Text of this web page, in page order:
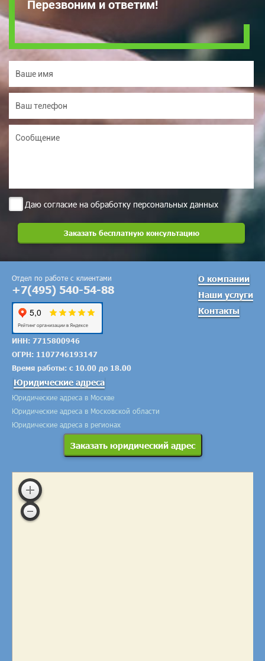
Перезвоним и ответим!
Даю согласие на обработку персональных данных
Отдел по работе с клиентами
+7(495) 540-54-88
О компании
Наши услуги
Контакты
ИНН: 7715800946
ОГРН: 1107746193147
Время работы: с 10.00 до 18.00
Юридические адреса
Юридические адреса в Москве
Юридические адреса в Московской области
Юридические адреса в регионах
Заказать юридический адрес